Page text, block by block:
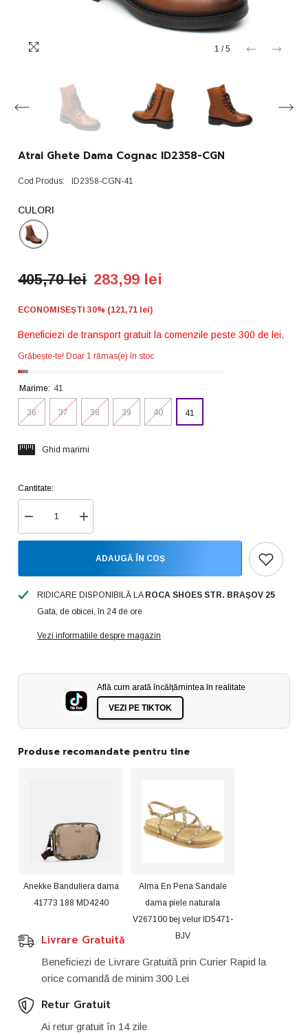
1 / 5
Atrai Ghete Dama Cognac ID2358-CGN
Cod Produs: ID2358-CGN-41
CULORI
405,70 lei 283,99 lei
ECONOMISEȘTI 30% (121,71 lei)
Beneficiezi de transport gratuit la comenzile peste 300 de lei.
Grăbește-te! Doar 1 rămas(e) în stoc
Marime: 41
36 37 38 39 40 41
Ghid marimi
Cantitate:
Reduceți
cantitatea
pentru
ID2358-
Creșteți
cantitatea
pentru
Ghete
ID2358-
ADAUGĂ ÎN COȘ
RIDICARE DISPONIBILĂ LA ROCA SHOES STR. BRAȘOV 25
Gata, de obicei, în 24 de ore
Vezi informatiile despre magazin
Află cum arată încălțămintea în realitate
VEZI PE TIKTOK
Produse recomandate pentru tine
Anekke Banduliera dama
41773 188 MD4240
Alma En Pena Sandale
dama piele naturala
V267100 bej velur ID5471-
BJV
Livrare Gratuită
Beneficiezi de Livrare Gratuită prin Curier Rapid la
orice comandă de minim 300 Lei
Retur Gratuit
Ai retur gratuit în 14 zile